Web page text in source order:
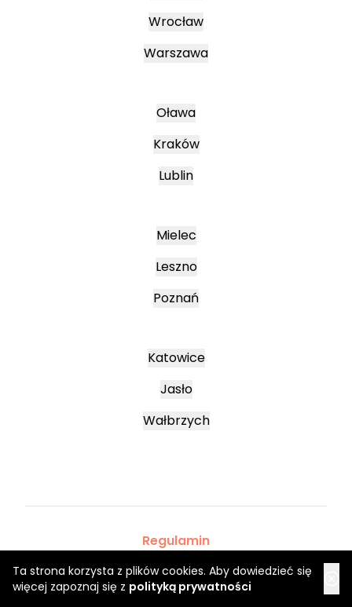
Ta strona korzysta z plików cookies. Aby dowiedzieć się
więcej zapoznaj się z polityką prywatności
Wrocław
Warszawa
Oława
Kraków
Lublin
Mielec
Leszno
Poznań
Katowice
Jasło
Wałbrzych
Regulamin
Polityka prywatności